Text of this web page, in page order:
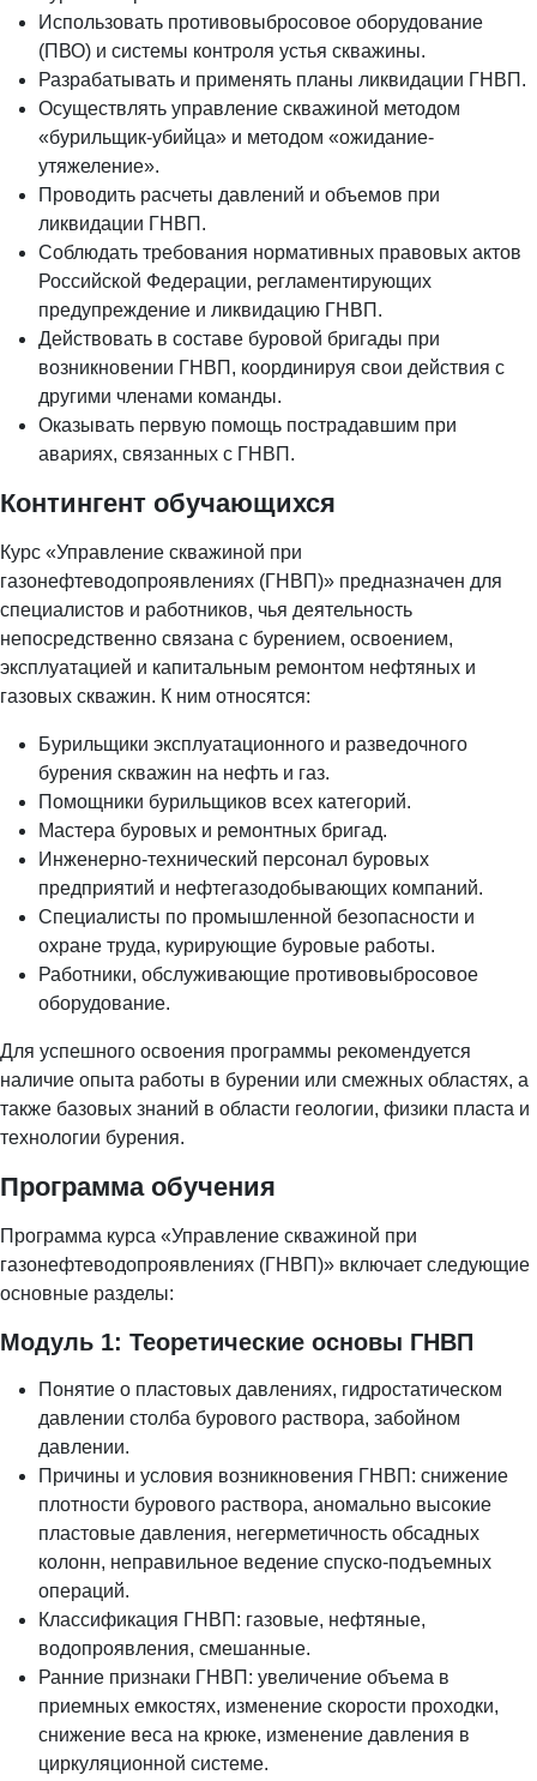
Использовать противовыбросовое оборудование
(ПВО) и системы контроля устья скважины.
Разрабатывать и применять планы ликвидации ГНВП.
Осуществлять управление скважиной методом
«бурильщик-убийца» и методом «ожидание-
утяжеление».
Проводить расчеты давлений и объемов при
ликвидации ГНВП.
Соблюдать требования нормативных правовых актов
Российской Федерации, регламентирующих
предупреждение и ликвидацию ГНВП.
Действовать в составе буровой бригады при
возникновении ГНВП, координируя свои действия с
другими членами команды.
Оказывать первую помощь пострадавшим при
авариях, связанных с ГНВП.
Контингент обучающихся
Курс «Управление скважиной при
газонефтеводопроявлениях (ГНВП)» предназначен для
специалистов и работников, чья деятельность
непосредственно связана с бурением, освоением,
эксплуатацией и капитальным ремонтом нефтяных и
газовых скважин. К ним относятся:
Бурильщики эксплуатационного и разведочного
бурения скважин на нефть и газ.
Помощники бурильщиков всех категорий.
Мастера буровых и ремонтных бригад.
Инженерно-технический персонал буровых
предприятий и нефтегазодобывающих компаний.
Специалисты по промышленной безопасности и
охране труда, курирующие буровые работы.
Работники, обслуживающие противовыбросовое
оборудование.
Для успешного освоения программы рекомендуется
наличие опыта работы в бурении или смежных областях, а
также базовых знаний в области геологии, физики пласта и
технологии бурения.
Программа обучения
Программа курса «Управление скважиной при
газонефтеводопроявлениях (ГНВП)» включает следующие
основные разделы:
Модуль 1: Теоретические основы ГНВП
Понятие о пластовых давлениях, гидростатическом
давлении столба бурового раствора, забойном
давлении.
Причины и условия возникновения ГНВП: снижение
плотности бурового раствора, аномально высокие
пластовые давления, негерметичность обсадных
колонн, неправильное ведение спуско-подъемных
операций.
Классификация ГНВП: газовые, нефтяные,
водопроявления, смешанные.
Ранние признаки ГНВП: увеличение объема в
приемных емкостях, изменение скорости проходки,
снижение веса на крюке, изменение давления в
циркуляционной системе.